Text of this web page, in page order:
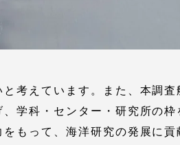
考えています。また、本調査
学科・センター・研究所の枠
もって、海洋研究の発展に貢